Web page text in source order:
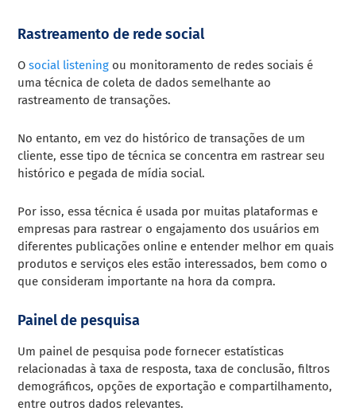
Rastreamento de rede social
O social listening ou monitoramento de redes sociais é
uma técnica de coleta de dados semelhante ao
rastreamento de transações.
No entanto, em vez do histórico de transações de um
cliente, esse tipo de técnica se concentra em rastrear seu
histórico e pegada de mídia social.
Por isso, essa técnica é usada por muitas plataformas e
empresas para rastrear o engajamento dos usuários em
diferentes publicações online e entender melhor em quais
produtos e serviços eles estão interessados, bem como o
que consideram importante na hora da compra.
Painel de pesquisa
Um painel de pesquisa pode fornecer estatísticas
relacionadas à taxa de resposta, taxa de conclusão, filtros
demográficos, opções de exportação e compartilhamento,
entre outros dados relevantes.